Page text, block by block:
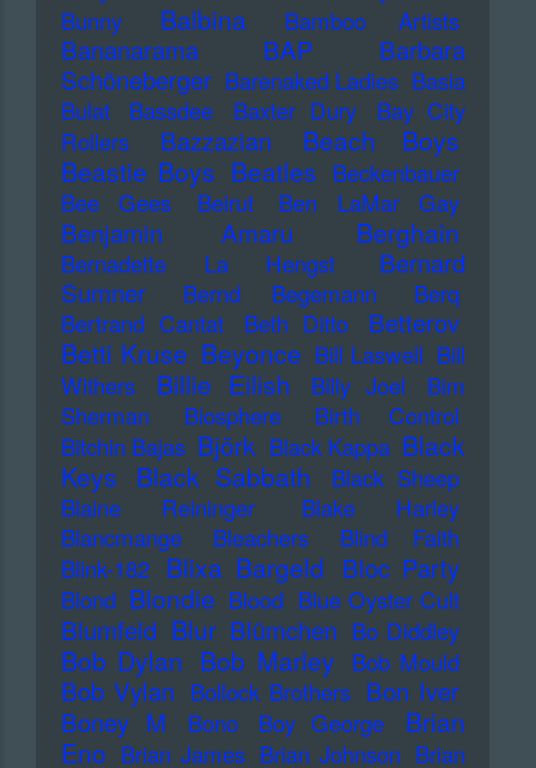
Bunny
Balbina Bamboo Artists
Bananarama BAP
Barbara
Schöneberger Barenaked Ladies Basia
Bulat
Bassdee Baxter Dury
Bay City
Rollers
Bazzazian
Beach Boys
Beastie Boys Beatles Beckenbauer
Bee Gees
Beirut Ben LaMar Gay
Benjamin Amaru Berghain
Bernadette La Hengst
Bernard
Sumner
Bernd Begemann
Berq
Bertrand Cantat
Beth Ditto Betterov
Betti Kruse Beyonce Bill Laswell Bill
Withers
Billie Eilish Billy Joel
Bim
Sherman
Biosphere
Birth Control
Bitchin Bajas Björk Black Kappa Black
Keys Black Sabbath
Black Sheep
Blaine Reininger
Blake Harley
Blancmange
Bleachers
Blind Faith
Blink-182 Blixa Bargeld Bloc Party
Blond Blondie Blood Blue Oyster Cult
Blumfeld Blur Blümchen Bo Diddley
Bob Dylan Bob Marley Bob Mould
Bob Vylan Bollock Brothers Bon Iver
Boney M
Bono Boy George
Brian
Eno Brian James Brian Johnson Brian